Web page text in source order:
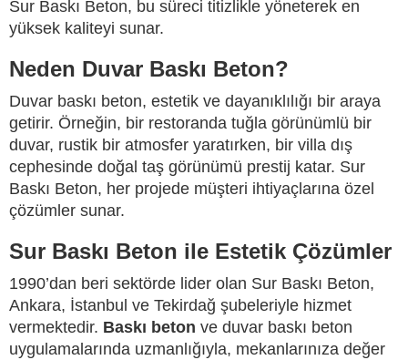
Sur Baskı Beton, bu süreci titizlikle yöneterek en
yüksek kaliteyi sunar.
Neden Duvar Baskı Beton?
Duvar baskı beton, estetik ve dayanıklılığı bir araya
getirir. Örneğin, bir restoranda tuğla görünümlü bir
duvar, rustik bir atmosfer yaratırken, bir villa dış
cephesinde doğal taş görünümü prestij katar. Sur
Baskı Beton, her projede müşteri ihtiyaçlarına özel
çözümler sunar.
Sur Baskı Beton ile Estetik Çözümler
1990’dan beri sektörde lider olan Sur Baskı Beton,
Ankara, İstanbul ve Tekirdağ şubeleriyle hizmet
vermektedir. Baskı beton ve duvar baskı beton
uygulamalarında uzmanlığıyla, mekanlarınıza değer